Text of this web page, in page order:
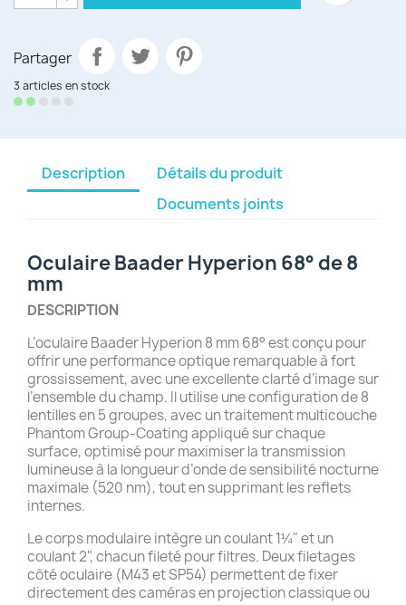
Partager
3 articles en stock
Description
Détails du produit
Documents joints
Oculaire Baader Hyperion 68° de 8
mm
DESCRIPTION
L’oculaire Baader Hyperion 8 mm 68° est conçu pour
offrir une performance optique remarquable à fort
grossissement, avec une excellente clarté d’image sur
l’ensemble du champ. Il utilise une configuration de 8
lentilles en 5 groupes, avec un traitement multicouche
Phantom Group-Coating appliqué sur chaque
surface, optimisé pour maximiser la transmission
lumineuse à la longueur d’onde de sensibilité nocturne
maximale (520 nm), tout en supprimant les reflets
internes.
Le corps modulaire intègre un coulant 1¼" et un
coulant 2", chacun fileté pour filtres. Deux filetages
côté oculaire (M43 et SP54) permettent de fixer
directement des caméras en projection classique ou